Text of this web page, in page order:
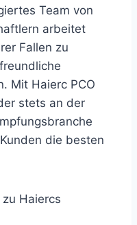
Team von
arbeitet
Fallen zu
Mit Haierc PCO
stets an der
die besten
Haiercs